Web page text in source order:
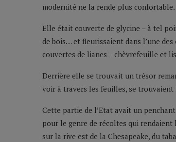
modernité ne la rende plus confortable.
Elle était couverte de glycine – à tel
de bois… et fleurissaient dans l’une
couvertes de lianes – chèvrefeuille et
Derrière elle se trouvait un trésor
voir à travers les feuilles, se trouvaient
Cette partie de l’Etat avait un
pour le genre de récoltes qui rendaient
sur la rive est de la Chesapeake, du